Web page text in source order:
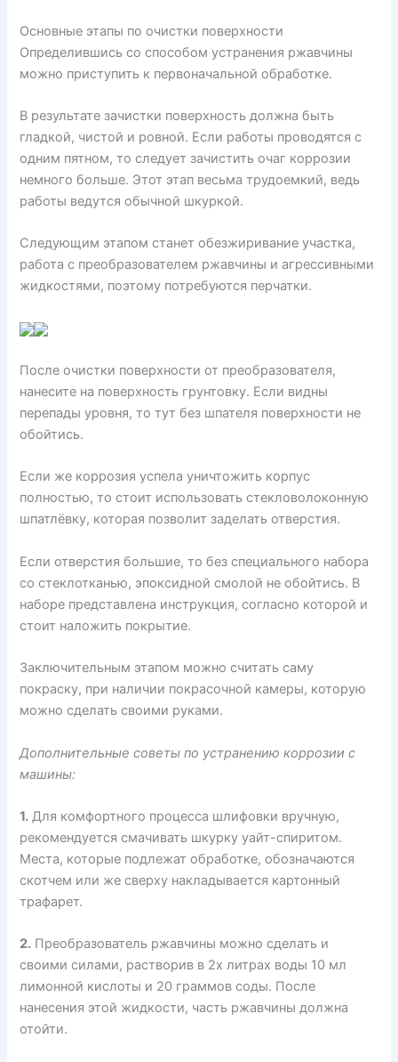
Основные этапы по очистки поверхности
Определившись со способом устранения ржавчины
можно приступить к первоначальной обработке.
В результате зачистки поверхность должна быть
гладкой, чистой и ровной. Если работы проводятся с
одним пятном, то следует зачистить очаг коррозии
немного больше. Этот этап весьма трудоемкий, ведь
работы ведутся обычной шкуркой.
Следующим этапом станет обезжиривание участка,
работа с преобразователем ржавчины и агрессивными
жидкостями, поэтому потребуются перчатки.
После очистки поверхности от преобразователя,
нанесите на поверхность грунтовку. Если видны
перепады уровня, то тут без шпателя поверхности не
обойтись.
Если же коррозия успела уничтожить корпус
полностью, то стоит использовать стекловолоконную
шпатлёвку, которая позволит заделать отверстия.
Если отверстия большие, то без специального набора
со стеклотканью, эпоксидной смолой не обойтись. В
наборе представлена инструкция, согласно которой и
стоит наложить покрытие.
Заключительным этапом можно считать саму
покраску, при наличии покрасочной камеры, которую
можно сделать своими руками.
Дополнительные советы по устранению коррозии с
машины:
1. Для комфортного процесса шлифовки вручную,
рекомендуется смачивать шкурку уайт-спиритом.
Места, которые подлежат обработке, обозначаются
скотчем или же сверху накладывается картонный
трафарет.
2. Преобразователь ржавчины можно сделать и
своими силами, растворив в 2х литрах воды 10 мл
лимонной кислоты и 20 граммов соды. После
нанесения этой жидкости, часть ржавчины должна
отойти.